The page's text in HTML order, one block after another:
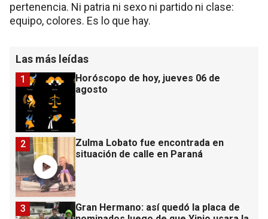
pertenencia. Ni patria ni sexo ni partido ni clase:
equipo, colores. Es lo que hay.
Las más leídas
Horóscopo de hoy, jueves 06 de
agosto
1
Zulma Lobato fue encontrada en
situación de calle en Paraná
2
Gran Hermano: así quedó la placa de
3